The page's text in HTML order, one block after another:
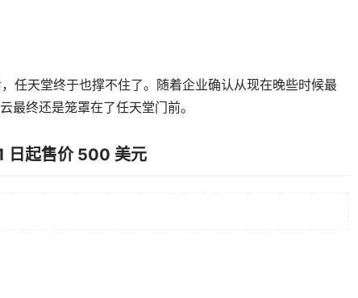
任天堂终于也撑不住了。随着企业确认从现在晚些时候最
最终还是笼罩在了任天堂门前。
日起售价 500 美元